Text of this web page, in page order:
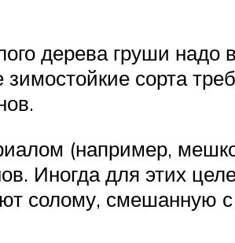
дерева груши надо
зимостойкие сорта
(например,
Иногда для этих
солому, смешанную